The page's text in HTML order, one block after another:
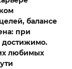
балансе
при
достижимо.
любимых